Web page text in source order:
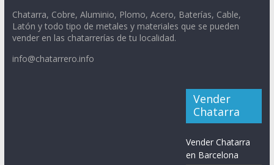
Chatarra, Cobre, Aluminio, Plomo, Acero, Baterías, Cable,
Latón y todo tipo de metales y materiales que se pueden
vender en las chatarrerías de tu localidad.
info@chatarrero.info
Vender
Chatarra
Vender Chatarra
en Barcelona